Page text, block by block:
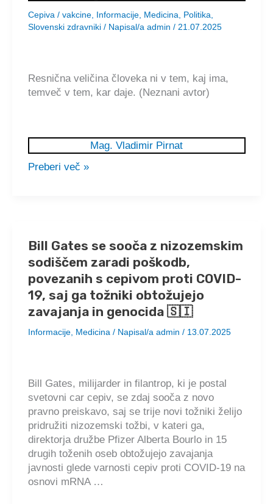
onesnaževalcev
Cepiva / vakcine, Informacije, Medicina, Politika,
Slovenski zdravniki/ Napisal/a admin / 21.07.2025
Resnična veličina človeka ni v tem, kaj ima,
temveč v tem, kar daje. (Neznani avtor)
Mag. Vladimir Pirnat
Preberi več »
Bill Gates se sooča z nizozemskim
sodiščem zaradi poškodb,
povezanih s cepivom proti COVID-
19, saj ga tožniki obtožujejo
zavajanja in genocida 🇸🇮
Informacije, Medicina/ Napisal/a admin / 13.07.2025
Bill Gates, milijarder in filantrop, ki je postal
svetovni car cepiv, se zdaj sooča z novo
pravno preiskavo, saj se trije novi tožniki želijo
pridružiti nizozemski tožbi, v kateri ga,
direktorja družbe Pfizer Alberta Bourlo in 15
drugih toženih oseb obtožujejo zavajanja
javnosti glede varnosti cepiv proti COVID-19 na
osnovi mRNA …